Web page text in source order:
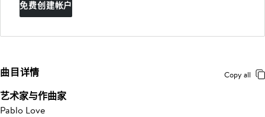
免费创建帐户
曲目详情 Copy all
艺术家与作曲家
Pablo Love